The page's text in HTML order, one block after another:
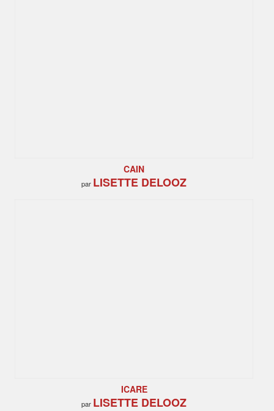
CAIN
par LISETTE DELOOZ
ICARE
par LISETTE DELOOZ